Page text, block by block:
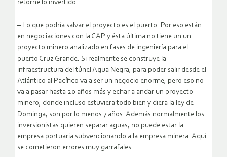
retorne lo invertido.
– Lo que podría salvar el proyecto es el puerto. Por eso están
en negociaciones con la CAP y ésta última no tiene un un
proyecto minero analizado en fases de ingeniería para el
puerto Cruz Grande. Si realmente se construye la
infraestructura del túnel Agua Negra, para poder salir desde el
Atlántico al Pacífico va a ser un negocio enorme, pero eso no
va a pasar hasta 20 años más y echar a andar un proyecto
minero, donde incluso estuviera todo bien y diera la ley de
Dominga, son por lo menos 7 años. Además normalmente los
inversionistas quieren separar aguas, no puede estar la
empresa portuaria subvencionando a la empresa minera. Aquí
se cometieron errores muy garrafales.